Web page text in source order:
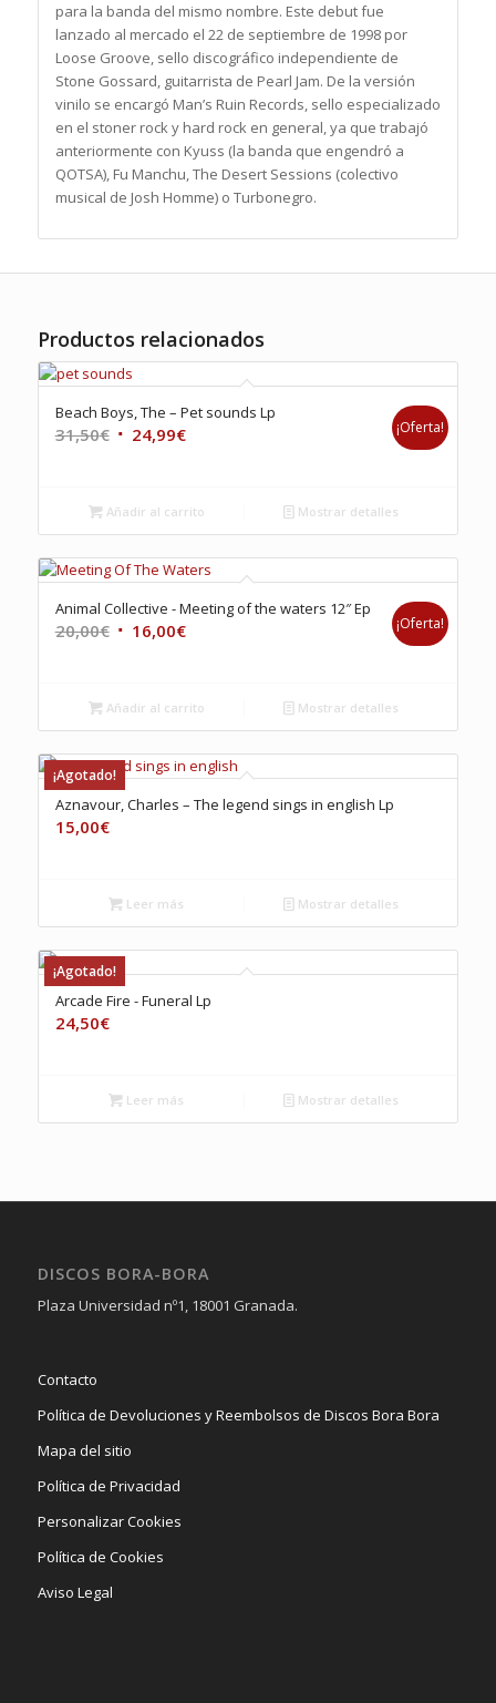
para la banda del mismo nombre. Este debut fue
lanzado al mercado el 22 de septiembre de 1998 por
Loose Groove, sello discográfico independiente de
Stone Gossard, guitarrista de Pearl Jam. De la versión
vinilo se encargó Man’s Ruin Records, sello especializado
en el stoner rock y hard rock en general, ya que trabajó
anteriormente con Kyuss (la banda que engendró a
QOTSA), Fu Manchu, The Desert Sessions (colectivo
musical de Josh Homme) o Turbonegro.
Productos relacionados
Beach Boys, The – Pet sounds Lp
31,50€ El
era:
31,50€.
24,99€El
es:
24,99€.
¡Oferta!
Añadir al carrito Mostrar detalles
Animal Collective ‎- Meeting of the waters 12″ Ep
20,00€ El
era:
20,00€.
16,00€El
es:
16,00€.
¡Oferta!
Añadir al carrito Mostrar detalles
¡Agotado!
Aznavour, Charles – The legend sings in english Lp
15,00€
Leer más Mostrar detalles
¡Agotado!
Arcade Fire ‎- Funeral Lp
24,50€
Leer más Mostrar detalles
DISCOS BORA-BORA
Plaza Universidad nº1, 18001 Granada.
Contacto
Política de Devoluciones y Reembolsos de Discos Bora Bora
Mapa del sitio
Política de Privacidad
Personalizar Cookies
Política de Cookies
Aviso Legal